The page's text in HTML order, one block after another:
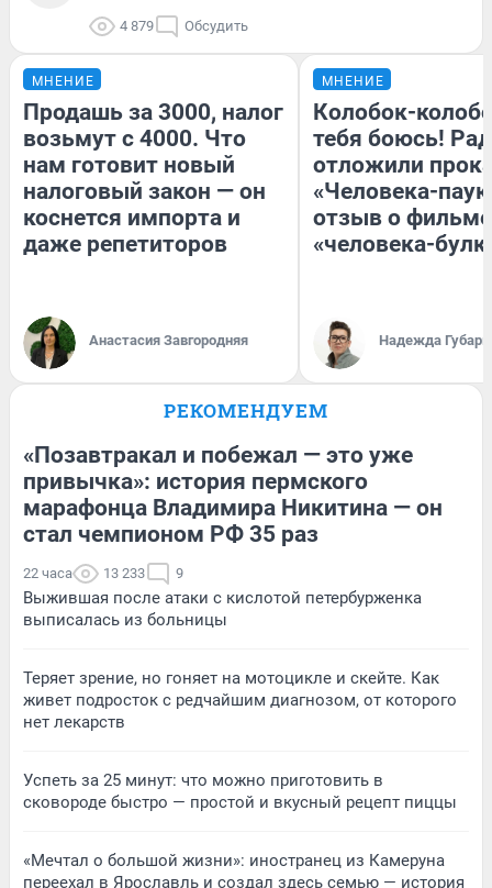
4 879 Обсудить
МНЕНИЕ
Продашь за 3000, налог
возьмут с 4000. Что
нам готовит новый
налоговый закон — он
коснется импорта и
даже репетиторов
Анастасия Завгородняя
МНЕНИЕ
Колобок-
тебя боюсь!
отложили
«Человека-
отзыв о
«человека-
Надежда Губарь
РЕКОМЕНДУЕМ
«Позавтракал и побежал — это уже
привычка»: история пермского
марафонца Владимира Никитина — он
стал чемпионом РФ 35 раз
22 часа 13 233 9
Выжившая после атаки с кислотой петербурженка
выписалась из больницы
Теряет зрение, но гоняет на мотоцикле и скейте. Как
живет подросток с редчайшим диагнозом, от которого
нет лекарств
Успеть за 25 минут: что можно приготовить в
сковороде быстро — простой и вкусный рецепт пиццы
«Мечтал о большой жизни»: иностранец из Камеруна
переехал в Ярославль и создал здесь семью — история